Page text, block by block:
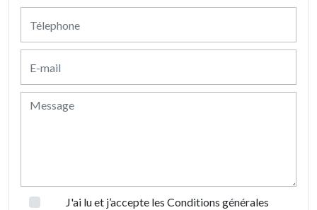
J'ai lu et j’accepte les Conditions générales